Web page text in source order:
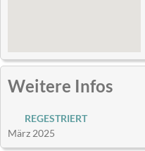
Weitere Infos
REGESTRIERT
März 2025